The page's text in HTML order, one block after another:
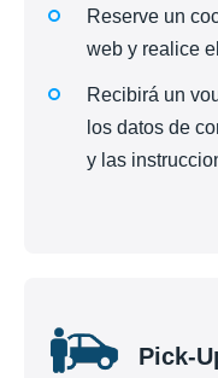
Reserve un
web y realice
Recibirá un
los datos de
y las
Pick-